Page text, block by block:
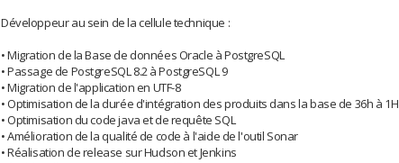
Développeur au sein de la cellule technique :
• Migration de la Base de données Oracle à PostgreSQL
• Passage de PostgreSQL 8.2 à PostgreSQL 9
• Migration de l'application en UTF-8
• Optimisation de la durée d'intégration des produits dans la base de 36h à 1H
• Optimisation du code java et de requête SQL
• Amélioration de la qualité de code à l'aide de l'outil Sonar
• Réalisation de release sur Hudson et Jenkins